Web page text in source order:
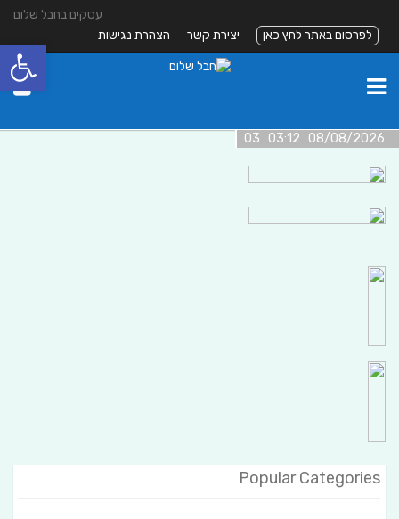
עסקים בחבל שלום
לפרסום באתר לחץ כאן
יצירת קשר הצהרת נגישות
08/08/2026 03:12 03
Popular Categories
פתח